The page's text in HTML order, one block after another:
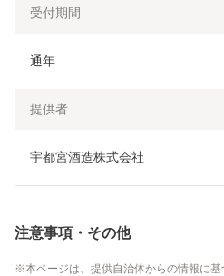
受付期間
通年
提供者
宇都宮酒造株式会社
注意事項・その他
本ページは、提供自治体からの情報に基